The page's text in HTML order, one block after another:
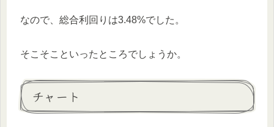
なので、総合利回りは3.48%でした。
そこそこといったところでしょうか。
チャート